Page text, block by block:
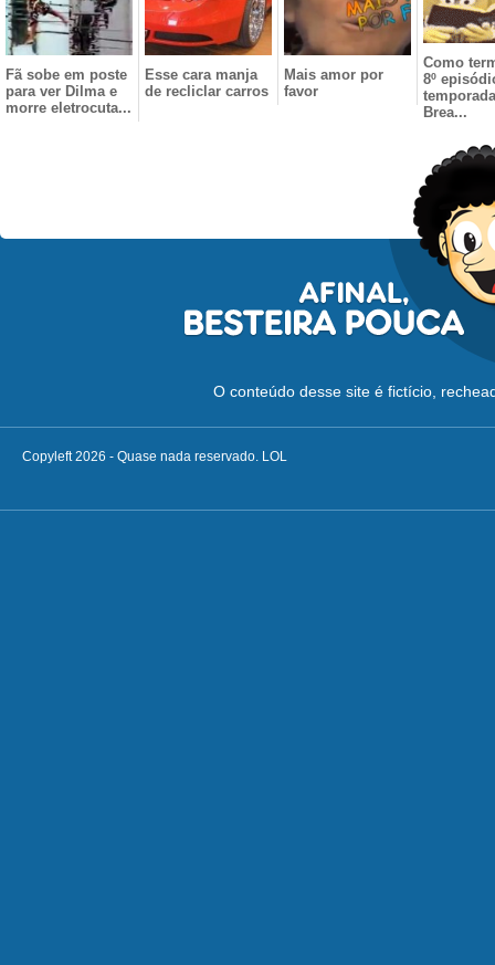
Fã sobe em poste
para ver Dilma e
morre eletrocuta...
Esse cara manja
de recliclar carros
Mais amor por
favor
Como
8º
Brea...
O conteúdo desse site é fictício,
Copyleft 2026 - Quase nada reservado. LOL